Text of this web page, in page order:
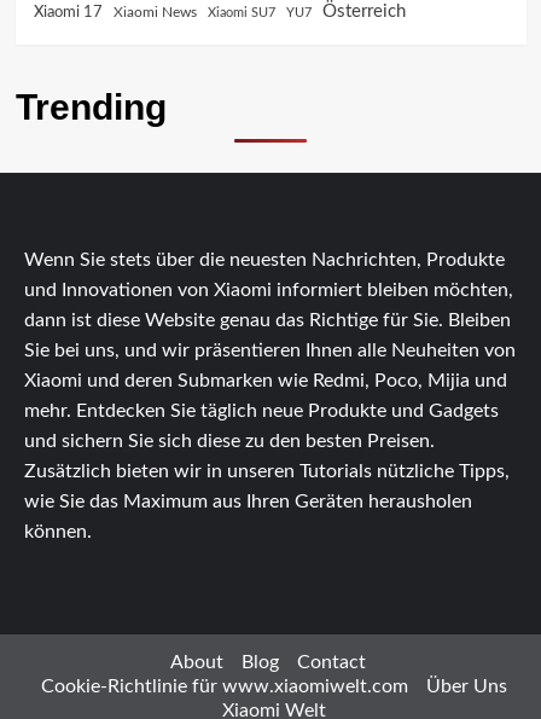
Xiaomi 17 Xiaomi News Xiaomi SU7 YU7 Österreich
Trending
Wenn Sie stets über die neuesten Nachrichten, Produkte
und Innovationen von Xiaomi informiert bleiben möchten,
dann ist diese Website genau das Richtige für Sie. Bleiben
Sie bei uns, und wir präsentieren Ihnen alle Neuheiten von
Xiaomi und deren Submarken wie Redmi, Poco, Mijia und
mehr. Entdecken Sie täglich neue Produkte und Gadgets
und sichern Sie sich diese zu den besten Preisen.
Zusätzlich bieten wir in unseren Tutorials nützliche Tipps,
wie Sie das Maximum aus Ihren Geräten herausholen
können.
About Blog
Contact
Cookie-Richtlinie für www.xiaomiwelt.com
Über Uns
Xiaomi Welt